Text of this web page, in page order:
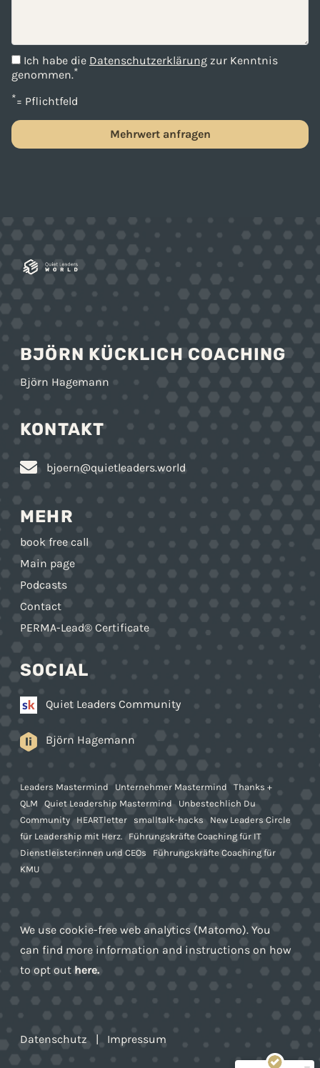
Ich habe die Datenschutzerklärung zur Kenntnis
genommen.*
*= Pflichtfeld
Mehrwert anfragen
BJÖRN KÜCKLICH COACHING
Björn Hagemann
KONTAKT
bjoern@quietleaders.world
MEHR
book free call
Main page
Podcasts
Contact
PERMA-Lead® Certificate
SOCIAL
Quiet Leaders Community
Björn Hagemann
Leaders Mastermind Unternehmer Mastermind
Thanks +
QLM
Quiet Leadership Mastermind
Unbestechlich Du
Community
HEARTletter smalltalk-hacks
New Leaders Circle
für Leadership mit Herz.
Führungskräfte Coaching für IT
Dienstleister:innen und CEOs
Führungskräfte Coaching für
KMU
We use cookie-free web analytics (Matomo). You
can find more information and instructions on how
to opt out here.
Datenschutz Impressum
4,93 / 5,00